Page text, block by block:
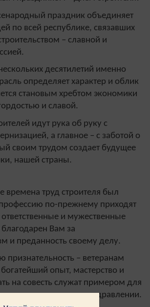
праздник объединяет
по всей республике, связавших
– славной и
десятилетий именно
определяет характер и облик
становым хребтом экономики
и славой.
идут рука об руку с
а главное – с заботой о
своим трудом создает будущее
нашей страны.
времена труд строителя был
по-прежнему приходят
и мужественные
Вам за
и преданность своему делу.
– ветеранам
опыт, мастерство и
на совесть служат примером для
­– говорится в поздравлении.